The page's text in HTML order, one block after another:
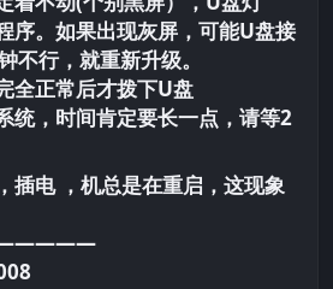
序。如果出现灰屏，可能U盘接
不行，就重新升级。
全正常后才拨下U盘
统，时间肯定要长一点，请等2
插电 ，机总是在重启，这现象